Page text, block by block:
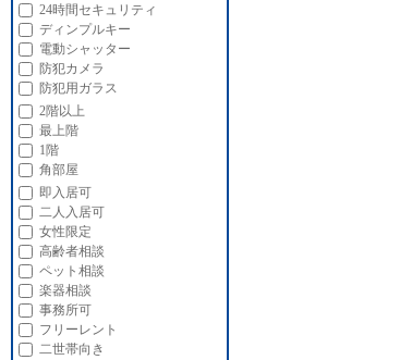
24時間セキュリティ
ディンプルキー
電動シャッター
防犯カメラ
防犯用ガラス
2階以上
最上階
1階
角部屋
即入居可
二人入居可
女性限定
高齢者相談
ペット相談
楽器相談
事務所可
フリーレント
二世帯向き